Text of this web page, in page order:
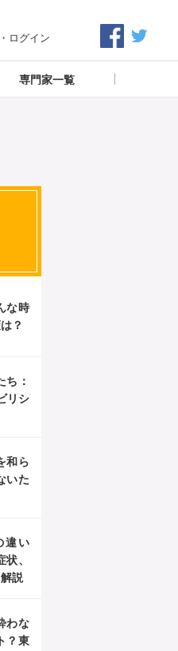
ログイン
専門家一覧
な時
？
ち：
リシ
和ら
いた
違い
、
説
わな
？東